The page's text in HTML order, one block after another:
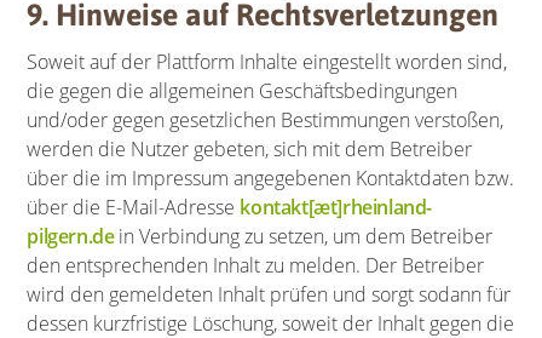
9. Hinweise auf Rechtsverletzungen
Soweit auf der Plattform Inhalte eingestellt worden sind,
die gegen die allgemeinen Geschäftsbedingungen
und/oder gegen gesetzlichen Bestimmungen verstoßen,
werden die Nutzer gebeten, sich mit dem Betreiber
über die im Impressum angegebenen Kontaktdaten bzw.
über die E-Mail-Adresse kontakt[æt]rheinland-
pilgern.dein Verbindung zu setzen, um dem Betreiber
den entsprechenden Inhalt zu melden. Der Betreiber
wird den gemeldeten Inhalt prüfen und sorgt sodann für
dessen kurzfristige Löschung, soweit der Inhalt gegen die